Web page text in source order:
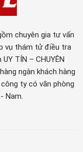
chuyên gia tư vấn
vụ thám tử điều tra
TÍN – CHUYÊN
ngàn khách hàng
ty có văn phòng
Nam.